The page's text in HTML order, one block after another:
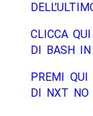
CLICCA
DI BASH
PREMI
DI NXT NO